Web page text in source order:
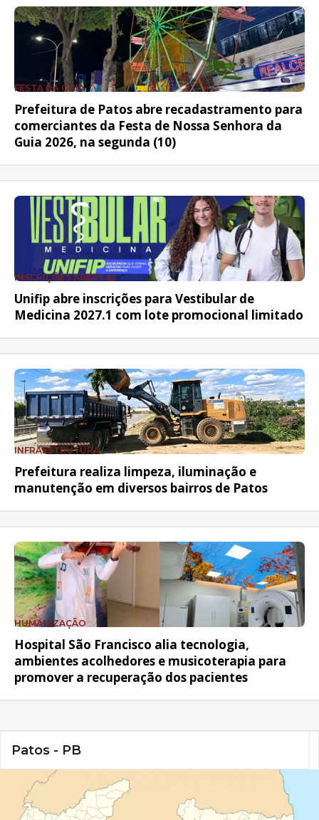
FESTA DA GUIA
Prefeitura de Patos abre recadastramento para
comerciantes da Festa de Nossa Senhora da
Guia 2026, na segunda (10)
INSCRIÇÕES ABERTAS
Unifip abre inscrições para Vestibular de
Medicina 2027.1 com lote promocional limitado
INFRAESTRUTURA
Prefeitura realiza limpeza, iluminação e
manutenção em diversos bairros de Patos
HUMANIZAÇÃO
Hospital São Francisco alia tecnologia,
ambientes acolhedores e musicoterapia para
promover a recuperação dos pacientes
Patos - PB